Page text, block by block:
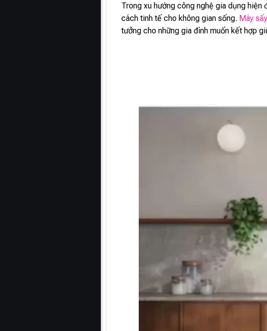
Trong xu hướng công nghệ gia dụng
cách tinh tế cho không gian sống. Máy sấy
tưởng cho những gia đình muốn kết hợp